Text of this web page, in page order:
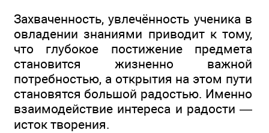
Захваченность, увлечённость ученика в
овладении знаниями приводит к тому,
что глубокое постижение предмета
становится жизненно важной
потребностью, а открытия на этом пути
становятся большой радостью. Именно
взаимодействие интереса и радости —
исток творения.